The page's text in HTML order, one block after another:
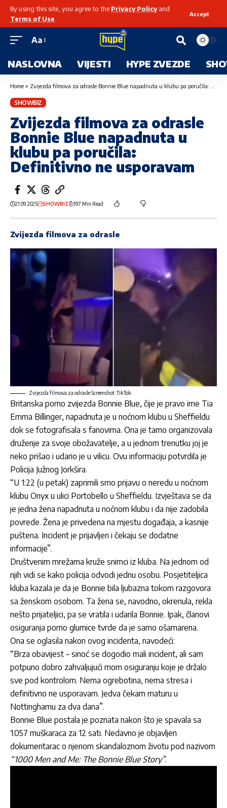
By using this site, you agree to the Privacy Policyand
Terms of Use
Accept
Aa
NASLOVNA VIJESTI HYPE ZVEZDE
Home » Zvijezda filmova za odrasle Bonnie Blue napadnuta u klubu pa poručila: Definitivno ne usporavam
SHOWBIZ
Zvijezda filmova za odrasle
Bonnie Blue napadnuta u
klubu pa poručila:
Definitivno ne usporavam
21.09.2025 SHOWBIZ 197 Min Read
Zvijezda filmova za odrasle
Zvijezda filmova za odrasle Screenshot: TikTok
Britanska porno zvijezda Bonnie Blue, čije je pravo ime Tia
Emma Billinger, napadnuta je u noćnom klubu u Sheffieldu
dok se fotografisala s fanovima. Ona je tamo organizovala
druženje za svoje obožavatelje, a u jednom trenutku joj je
neko prišao i udario je u vilicu. Ovu informaciju potvrdila je
Policija Južnog Jorkšira.
“U 1:22 (u petak) zaprimili smo prijavu o neredu u noćnom
klubu Onyx u ulici Portobello u Sheffieldu. Izvještava se da
je jedna žena napadnuta u noćnom klubu i da nije zadobila
povrede. Žena je privedena na mjestu događaja, a kasnije
puštena. Incident je prijavljen i čekaju se dodatne
informacije”.
Društvenim mrežama kruže snimci iz kluba. Na jednom od
njih vidi se kako policija odvodi jednu osobu. Posjetiteljica
kluba kazala je da je Bonnie bila ljubazna tokom razgovora
sa ženskom osobom. Ta žena se, navodno, okrenula, rekla
nešto prijateljici, pa se vratila i udarila Bonnie. Ipak, članovi
osiguranja porno glumice tvrde da je samo ošamarena.
Ona se oglasila nakon ovog incidenta, navodeći:
“Brza obavijest – sinoć se dogodio mali incident, ali sam
potpuno dobro zahvaljujući mom osiguranju koje je držalo
sve pod kontrolom. Nema ogrebotina, nema stresa i
definitivno ne usporavam. Jedva čekam maturu u
Nottinghamu za dva dana”.
Bonnie Blue postala je poznata nakon što je spavala sa
1.057 muškaraca za 12 sati. Nedavno je objavljen
dokumentarac o njenom skandaloznom životu pod nazivom
“1000 Men and Me: The Bonnie Blue Story”.